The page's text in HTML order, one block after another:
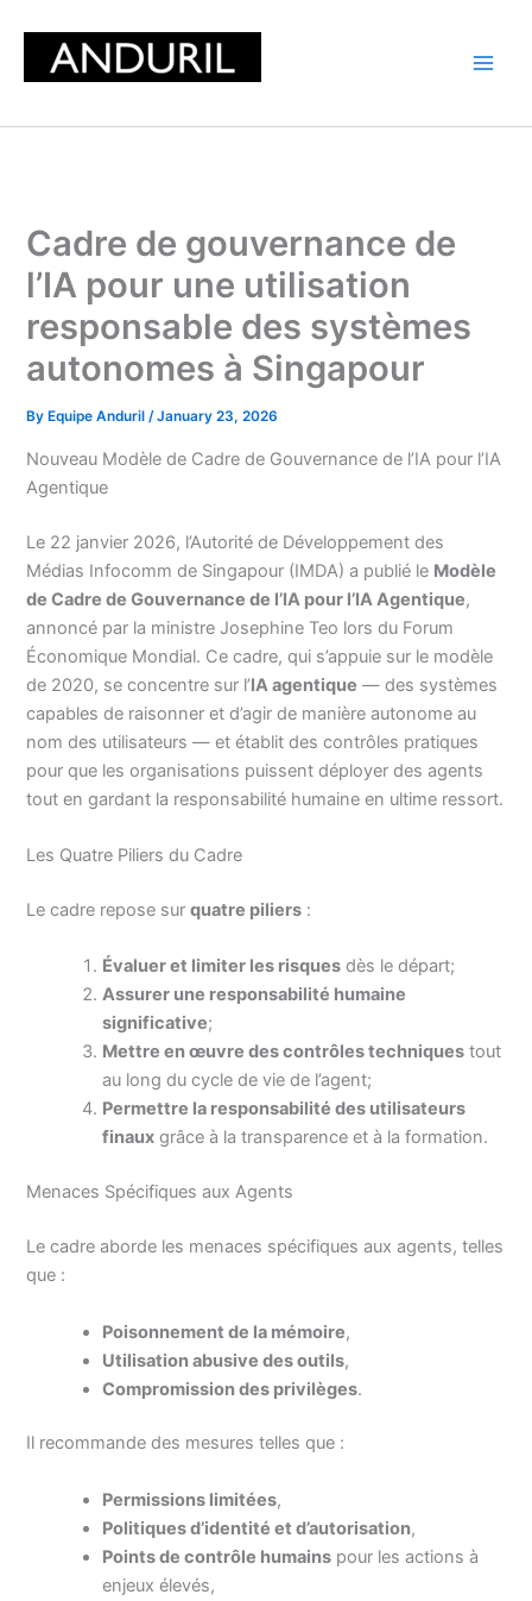
content
Cadre de gouvernance de
l’IA pour une utilisation
responsable des systèmes
autonomes à Singapour
By Equipe Anduril/January 23, 2026
Nouveau Modèle de Cadre de Gouvernance de l’IA pour l’IA
Agentique
Le 22 janvier 2026, l’Autorité de Développement des
Médias Infocomm de Singapour (IMDA) a publié le Modèle
de Cadre de Gouvernance de l’IA pour l’IA Agentique,
annoncé par la ministre Josephine Teo lors du Forum
Économique Mondial. Ce cadre, qui s’appuie sur le modèle
de 2020, se concentre sur l’IA agentique — des systèmes
capables de raisonner et d’agir de manière autonome au
nom des utilisateurs — et établit des contrôles pratiques
pour que les organisations puissent déployer des agents
tout en gardant la responsabilité humaine en ultime ressort.
Les Quatre Piliers du Cadre
Le cadre repose surquatre piliers :
Évaluer et limiter les risques dès le départ;
Assurer une responsabilité humaine
significative;
Mettre en œuvre des contrôles techniques tout
au long du cycle de vie de l’agent;
Permettre la responsabilité des utilisateurs
finaux grâce à la transparence et à la formation.
Menaces Spécifiques aux Agents
Le cadre aborde les menaces spécifiques aux agents, telles
que :
Poisonnement de la mémoire,
Utilisation abusive des outils,
Compromission des privilèges.
Il recommande des mesures telles que :
Permissions limitées,
Politiques d’identité et d’autorisation,
Points de contrôle humains pour les actions à
enjeux élevés,